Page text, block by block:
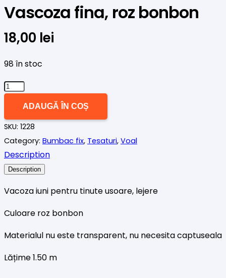
Vascoza fina, roz bonbon
18,00 lei
98 în stoc
Cantitate
roz
bonbon
ADAUGĂ ÎN COȘ
SKU: 1228
Category: Bumbac fix, Tesaturi, Voal
Description
Description
Vacoza iuni pentru tinute usoare, lejere
Culoare roz bonbon
Materialul nu este transparent, nu necesita captuseala
Lățime 1.50 m